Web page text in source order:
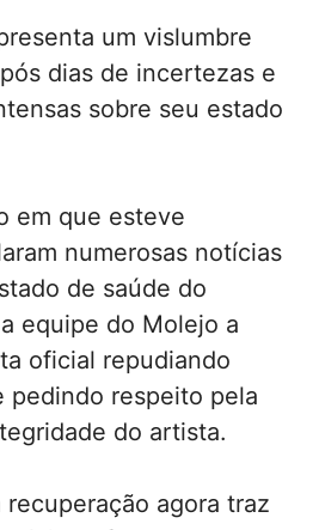
um vislumbre
dias de incertezas e
sobre seu estado
em que esteve
numerosas notícias
de saúde do
equipe do Molejo a
oficial repudiando
pedindo respeito pela
do artista.
agora traz